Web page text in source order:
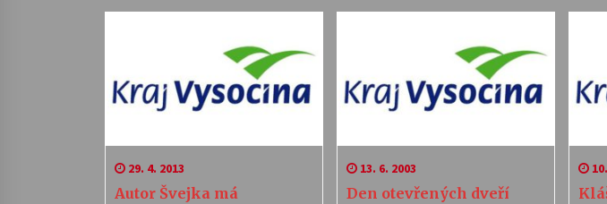
29. 4. 2013
Autor Švejka má
13. 6. 2003
Den otevřených dveří